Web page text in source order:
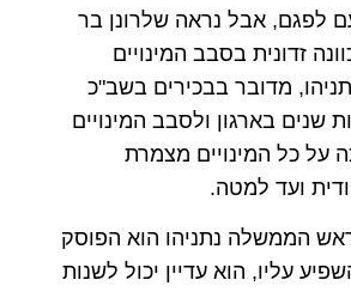
לפגם, אבל נראה שלרונן בר
זדונית בסבב המינויים
מדובר בבכירים בשב"כ
בארגון ולסבב המינויים
על כל המינויים מצמרת
ועד למטה.
הממשלה נתניהו הוא הפוסק
עליו, הוא עדיין יכול לשנות